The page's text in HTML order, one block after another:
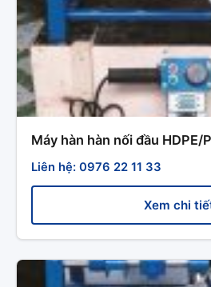
Máy hàn hàn nối đầu HDPE/
Liên hệ: 0976 22 11 33
Xem chi